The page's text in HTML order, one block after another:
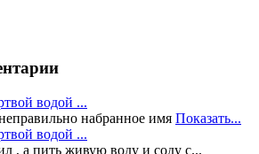
водой ...
набранное имя Показать...
водой ...
, а пить живую воду и соду с...